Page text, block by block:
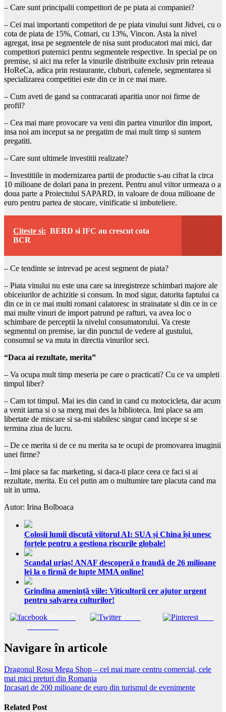
– Care sunt principalii competitori de pe piata ai companiei?
– Cei mai importanti competitori de pe piata vinului sunt Jidvei, cu o
cota de piata de 15%, Cotnari, cu 13%, Vincon. Asta la nivel
agregat, insa pe segmentele de nisa sunt producatori mai mici, dar
competitori puternici pentru segmentele respective. In special pe on
premise, si aici ma refer la vinurile distribuite exclusiv prin reteaua
HoReCa, adica prin restaurante, cluburi, cafenele, segmentarea si
specializarea competitiei este din ce in ce mai mare.
– Cum aveti de gand sa contracarati aparitia unor noi firme de
profil?
– Cea mai mare provocare va veni din partea vinurilor din import,
insa noi am inceput sa ne pregatim de mai mult timp si suntem
pregatiti.
– Care sunt ultimele investitii realizate?
– Investitiile in modernizarea partii de productie s-au cifrat la circa
10 milioane de dolari pana in prezent. Pentru anul viitor urmeaza o a
doua parte a Proiectului SAPARD, in valoare de doua milioane de
euro pentru partea de stocare, vinificatie si imbuteliere.
Citeste si: BERD si IFC au crescut cota
BCR
– Ce tendinte se intrevad pe acest segment de piata?
– Piata vinului nu este una care sa inregistreze schimbari majore ale
obiceiurilor de achizitie si consum. In mod sigur, datorita faptului ca
din ce in ce mai multi romani calatoresc in strainatate si din ce in ce
mai multe vinuri de import patrund pe rafturi, va avea loc o
schimbare de perceptii la nivelul consumatorului. Va creste
segmentul on premise, iar din punctul de vedere al gustului,
consumul se va muta in directia vinurilor seci.
“Daca ai rezultate, merita”
– Va ocupa mult timp meseria pe care o practicati? Cu ce va umpleti
timpul liber?
– Cam tot timpul. Mai ies din cand in cand cu motocicleta, dar acum
a venit iarna si o sa merg mai des la biblioteca. Imi place sa am
libertate de miscare si sa-mi stabilesc singur cand incepe si se
termina ziua de lucru.
– De ce merita si de ce nu merita sa te ocupi de promovarea imaginii
unei firme?
– Imi place sa fac marketing, si daca-ti place ceea ce faci si ai
rezultate, merita. Eu cel putin am o multumire tare placuta cand ma
uit in urma.
Autor: Irina Bolboaca
Colosii lumii discută viitorul AI: SUA și China își unesc
forțele pentru a gestiona riscurile globale!
Scandal uriaș! ANAF descoperă o fraudă de 26 milioane
lei la o firmă de lupte MMA online!
Grindina amenință viile: Viticultorii cer ajutor urgent
pentru salvarea culturilor!
Tweet Save
Navigare în articole
Dragonul Rosu Mega Shop – cel mai mare centru comercial, cele
mai mici preturi din Romania
Incasari de 200 milioane de euro din turismul de evenimente
Related Post